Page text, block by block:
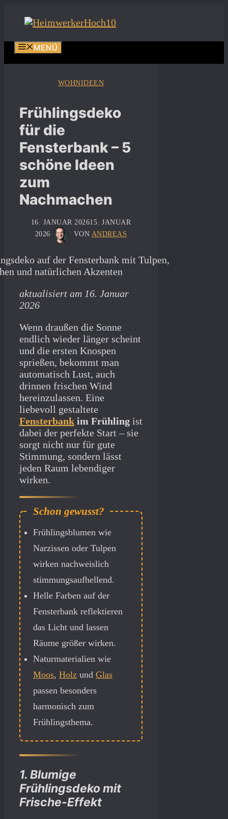
Inhalt
MENÜ
WOHNIDEEN
Frühlingsdeko
für die
Fensterbank – 5
schöne Ideen
zum
Nachmachen
16. JANUAR 202615. JANUAR
2026
VON ANDREAS
aktualisiert am 16. Januar
2026
Wenn draußen die Sonne
endlich wieder länger scheint
und die ersten Knospen
sprießen, bekommt man
automatisch Lust, auch
drinnen frischen Wind
hereinzulassen. Eine
liebevoll gestaltete
Fensterbank im Frühling ist
dabei der perfekte Start – sie
sorgt nicht nur für gute
Stimmung, sondern lässt
jeden Raum lebendiger
wirken.
Frühlingsblumen wie
Narzissen oder Tulpen
wirken nachweislich
stimmungsaufhellend.
Helle Farben auf der
Fensterbank reflektieren
das Licht und lassen
Räume größer wirken.
Naturmaterialien wie
Moos, Holz und Glas
passen besonders
harmonisch zum
Frühlingsthema.
1. Blumige
Frühlingsdeko mit
Frische-Effekt